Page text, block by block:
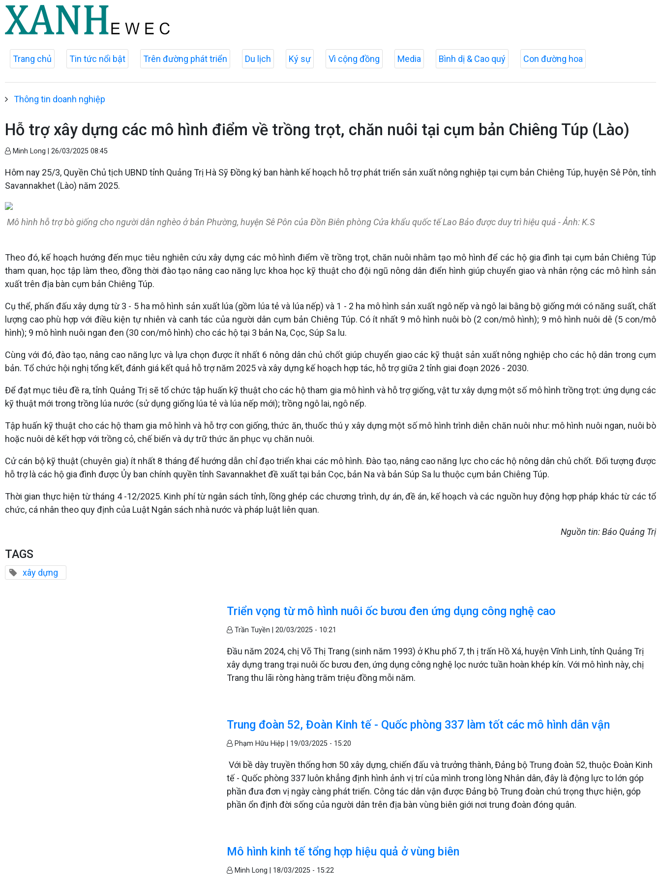
Trang chủ Tin tức nổi bật Trên đường phát triển Du lịch Ký sự Vì cộng đồng Media Bình dị & Cao quý Con đường hoa
Thông tin doanh nghiệp
Hỗ trợ xây dựng các mô hình điểm về trồng trọt, chăn nuôi tại cụm bản Chiêng Túp (Lào)
Minh Long | 26/03/2025 08:45
Hôm nay 25/3, Quyền Chủ tịch UBND tỉnh Quảng Trị Hà Sỹ Đồng ký ban hành kế hoạch hỗ trợ phát triển sản xuất nông nghiệp tại cụm bản Chiêng Túp, huyện Sê Pôn, tỉnh
Savannakhet (Lào) năm 2025.
Mô hình hỗ trợ bò giống cho người dân nghèo ở bản Phường, huyện Sê Pôn của Đồn Biên phòng Cửa khẩu quốc tế Lao Bảo được duy trì hiệu quả - Ảnh: K.S
Theo đó, kế hoạch hướng đến mục tiêu nghiên cứu xây dựng các mô hình điểm về trồng trọt, chăn nuôi nhằm tạo mô hình để các hộ gia đình tại cụm bản Chiêng Túp
tham quan, học tập làm theo, đồng thời đào tạo nâng cao năng lực khoa học kỹ thuật cho đội ngũ nông dân điển hình giúp chuyển giao và nhân rộng các mô hình sản
xuất trên địa bàn cụm bản Chiêng Túp.
Cụ thể, phấn đấu xây dựng từ 3 - 5 ha mô hình sản xuất lúa (gồm lúa tẻ và lúa nếp) và 1 - 2 ha mô hình sản xuất ngô nếp và ngô lai bằng bộ giống mới có năng suất, chất
lượng cao phù hợp với điều kiện tự nhiên và canh tác của người dân cụm bản Chiêng Túp. Có ít nhất 9 mô hình nuôi bò (2 con/mô hình); 9 mô hình nuôi dê (5 con/mô
hình); 9 mô hình nuôi ngan đen (30 con/mô hình) cho các hộ tại 3 bản Na, Cọc, Súp Sa lu.
Cùng với đó, đào tạo, nâng cao năng lực và lựa chọn được ít nhất 6 nông dân chủ chốt giúp chuyển giao các kỹ thuật sản xuất nông nghiệp cho các hộ dân trong cụm
bản. Tổ chức hội nghị tổng kết, đánh giá kết quả hỗ trợ năm 2025 và xây dựng kế hoạch hợp tác, hỗ trợ giữa 2 tỉnh giai đoạn 2026 - 2030.
Để đạt mục tiêu đề ra, tỉnh Quảng Trị sẽ tổ chức tập huấn kỹ thuật cho các hộ tham gia mô hình và hỗ trợ giống, vật tư xây dựng một số mô hình trồng trọt: ứng dụng các
kỹ thuật mới trong trồng lúa nước (sử dụng giống lúa tẻ và lúa nếp mới); trồng ngô lai, ngô nếp.
Tập huấn kỹ thuật cho các hộ tham gia mô hình và hỗ trợ con giống, thức ăn, thuốc thú y xây dựng một số mô hình trình diễn chăn nuôi như: mô hình nuôi ngan, nuôi bò
hoặc nuôi dê kết hợp với trồng cỏ, chế biến và dự trữ thức ăn phục vụ chăn nuôi.
Cử cán bộ kỹ thuật (chuyên gia) ít nhất 8 tháng để hướng dẫn chỉ đạo triển khai các mô hình. Đào tạo, nâng cao năng lực cho các hộ nông dân chủ chốt. Đối tượng được
hỗ trợ là các hộ gia đình được Ủy ban chính quyền tỉnh Savannakhet đề xuất tại bản Cọc, bản Na và bản Súp Sa lu thuộc cụm bản Chiêng Túp.
Thời gian thực hiện từ tháng 4 -12/2025. Kinh phí từ ngân sách tỉnh, lồng ghép các chương trình, dự án, đề án, kế hoạch và các nguồn huy động hợp pháp khác từ các tổ
chức, cá nhân theo quy định của Luật Ngân sách nhà nước và pháp luật liên quan.
Nguồn tin: Báo Quảng Trị
TAGS
xây dựng
Triển vọng từ mô hình nuôi ốc bươu đen ứng dụng công nghệ cao
Trần Tuyền |20/03/2025 - 10:21
Đầu năm 2024, chị Võ Thị Trang (sinh năm 1993) ở Khu phố 7, th ị trấn Hồ Xá, huyện Vĩnh Linh, tỉnh Quảng Trị
xây dựng trang trại nuôi ốc bươu đen, ứng dụng công nghệ lọc nước tuần hoàn khép kín. Với mô hình này, chị
Trang thu lãi ròng hàng trăm triệu đồng mỗi năm.
Trung đoàn 52, Đoàn Kinh tế - Quốc phòng 337 làm tốt các mô hình dân vận
Phạm Hữu Hiệp | 19/03/2025 - 15:20
Với bề dày truyền thống hơn 50 xây dựng, chiến đấu và trưởng thành, Đảng bộ Trung đoàn 52, thuộc Đoàn Kinh
tế - Quốc phòng 337 luôn khẳng định hình ảnh vị trí của mình trong lòng Nhân dân, đây là động lực to lớn góp
phần đưa đơn vị ngày càng phát triển. Công tác dân vận được Đảng bộ Trung đoàn chú trọng thực hiện, góp
phần ổn định đời sống của người dân trên địa bàn vùng biên giới nơi trung đoàn đóng quân.
Mô hình kinh tế tổng hợp hiệu quả ở vùng biên
Minh Long | 18/03/2025 - 15:22